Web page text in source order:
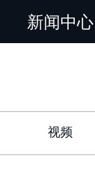
新闻中心
视频